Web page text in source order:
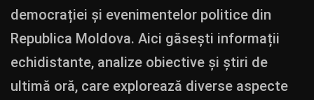
democrației și evenimentelor politice din
Republica Moldova. Aici găsești informații
echidistante, analize obiective și știri de
ultimă oră, care explorează diverse aspecte